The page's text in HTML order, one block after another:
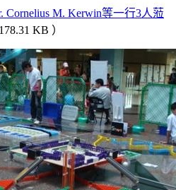
M. Kerwin等一行3人蒞
KB ）